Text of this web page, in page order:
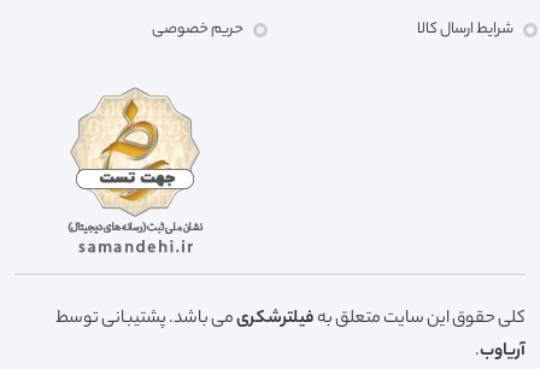
شرایط ارسال کالا
حریم خصوصی
کلی حقوق این سایت متعلق بهفیلترشکریمی باشد. پشتیبانی توسط
آریاوب.